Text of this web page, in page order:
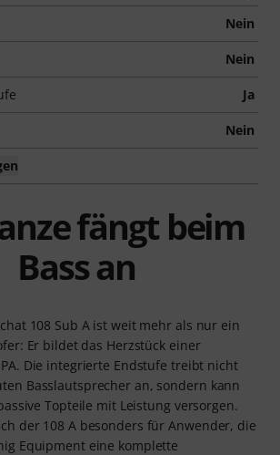
Nein
Nein
Ja
Nein
fängt beim
Bass an
108 Sub A ist weit mehr als nur ein
Er bildet das Herzstück einer
Die integrierte Endstufe treibt nicht
Basslautsprecher an, sondern kann
Topteile mit Leistung versorgen.
der 108 A besonders für Anwender, die
Equipment eine komplette